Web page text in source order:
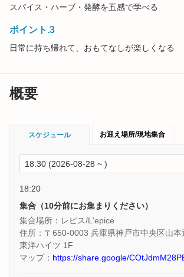
スパイス・ハーブ・発酵を五感で学べる
ポイント.3
日常に持ち帰れて、おもてなしが楽しくなる
概要
スケジュール お迎え場所/現地集合
18:20
集合（10分前にお集まりください）
集合場所：レピス/L'epice
住所：〒650-0003 兵庫県神戸市中央区山本
東洋ハイツ 1F
マップ： https://share.google/